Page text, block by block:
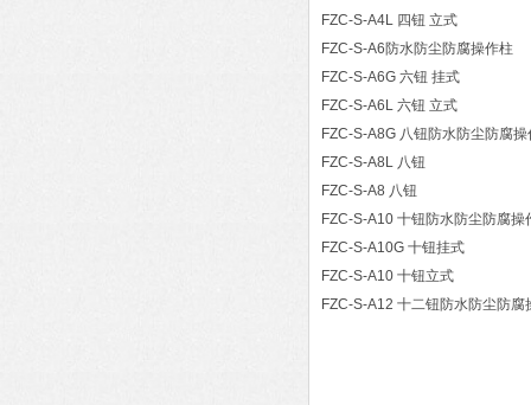
FZC-S-A4L 四钮 立式
FZC-S-A6防水防尘防腐操作柱
FZC-S-A6G 六钮 挂式
FZC-S-A6L 六钮 立式
FZC-S-A8G 八钮防水防尘防腐操
FZC-S-A8L 八钮
FZC-S-A8 八钮
FZC-S-A10 十钮防水防尘防腐操
FZC-S-A10G 十钮挂式
FZC-S-A10 十钮立式
FZC-S-A12 十二钮防水防尘防腐